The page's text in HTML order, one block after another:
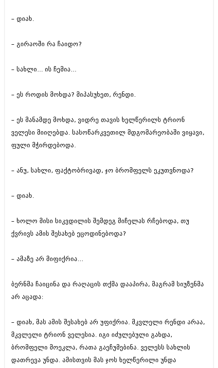
– დიახ.
– გირაოში რა ჩაიდო?
– სახლი... ის ჩემია...
– ეს როდის მოხდა? მიპასუხეთ, რენდი.
– ეს მანამდე მოხდა, ვიდრე თავის ხელწერილს ტრიონ
ველესი მიიღებდა. სასოწარკვეთილ მდგომარეობაში ვიყავი,
ფული მჭირდებოდა.
– ანუ, სახლი, ფაქტობრივად, ჯო ბრომფელს ეკუთვნოდა?
– დიახ.
– ხოლო მისი სიკვდილის შემდეგ მიჩელას რჩებოდა, თუ
ქვრივს ამის შესახებ ეცოდინებოდა?
– ამაზე არ მიფიქრია...
ბერნმა ჩაიცინა და რაღაცის თქმა დააპირა, მაგრამ სიუზენმა
არ აცადა:
– დიახ, მას ამის შესახებ არ უფიქრია. მკვლელი რენდი არაა,
მკვლელი ტრიონ ველესია. იგი იძულებული გახდა,
ბრომფელი მოეკლა, რათა გაეჩუმებინა. ველესს სახლის
დათრევა უნდა. ამისთვის მას ჯოს ხელწერილი უნდა